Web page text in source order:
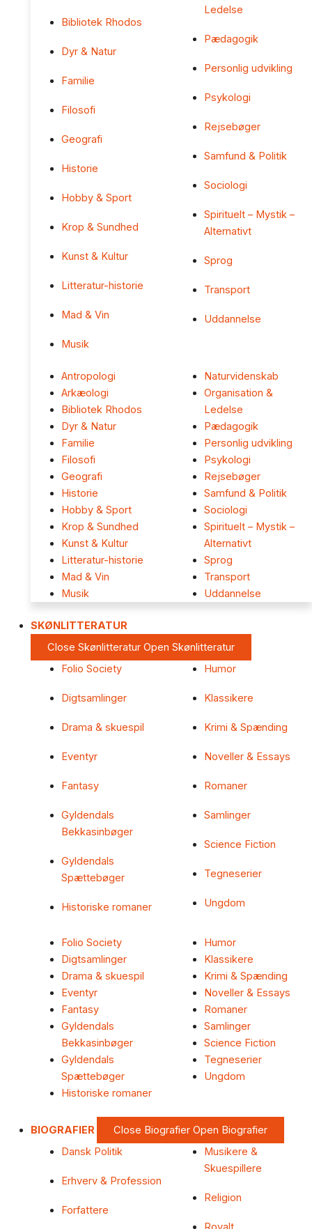
Bibliotek Rhodos
Dyr & Natur
Familie
Filosofi
Geografi
Historie
Hobby & Sport
Krop & Sundhed
Kunst & Kultur
Litteratur-historie
Mad & Vin
Musik
Ledelse
Pædagogik
Personlig udvikling
Psykologi
Rejsebøger
Samfund & Politik
Sociologi
Spirituelt – Mystik –
Alternativt
Sprog
Transport
Uddannelse
Antropologi
Arkæologi
Bibliotek Rhodos
Dyr & Natur
Familie
Filosofi
Geografi
Historie
Hobby & Sport
Krop & Sundhed
Kunst & Kultur
Litteratur-historie
Mad & Vin
Musik
Naturvidenskab
Organisation &
Ledelse
Pædagogik
Personlig udvikling
Psykologi
Rejsebøger
Samfund & Politik
Sociologi
Spirituelt – Mystik –
Alternativt
Sprog
Transport
Uddannelse
SKØNLITTERATUR
Close Skønlitteratur Open Skønlitteratur
Folio Society
Digtsamlinger
Drama & skuespil
Eventyr
Fantasy
Gyldendals
Bekkasinbøger
Gyldendals
Spættebøger
Historiske romaner
Humor
Klassikere
Krimi & Spænding
Noveller & Essays
Romaner
Samlinger
Science Fiction
Tegneserier
Ungdom
Folio Society
Digtsamlinger
Drama & skuespil
Eventyr
Fantasy
Gyldendals
Bekkasinbøger
Gyldendals
Spættebøger
Historiske romaner
Humor
Klassikere
Krimi & Spænding
Noveller & Essays
Romaner
Samlinger
Science Fiction
Tegneserier
Ungdom
BIOGRAFIER Close Biografier Open Biografier
Dansk Politik
Erhverv & Profession
Forfattere
Musikere &
Skuespillere
Religion